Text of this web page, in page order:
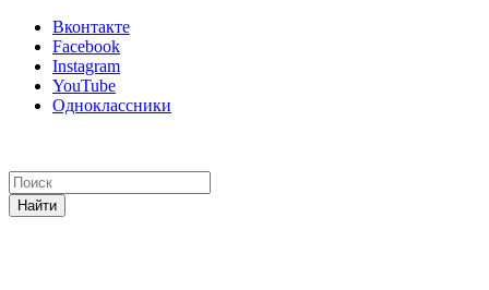
Вконтакте
Facebook
Instagram
YouTube
Одноклассники
Найти